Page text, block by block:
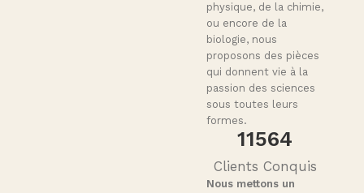
physique, de la chimie,
ou encore de la
biologie, nous
proposons des pièces
qui donnent vie à la
passion des sciences
sous toutes leurs
formes.
11564
Clients Conquis
Nous mettons un